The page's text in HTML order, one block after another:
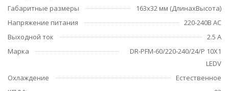
Габаритные размеры
163х32 мм (ДлинахВысота)
Напряжение питания
220-240B AC
Выходной ток
2.5 А
Марка
DR-PFM-60/220-240/24/P 10X1
LEDV
Охлаждение
Естественное